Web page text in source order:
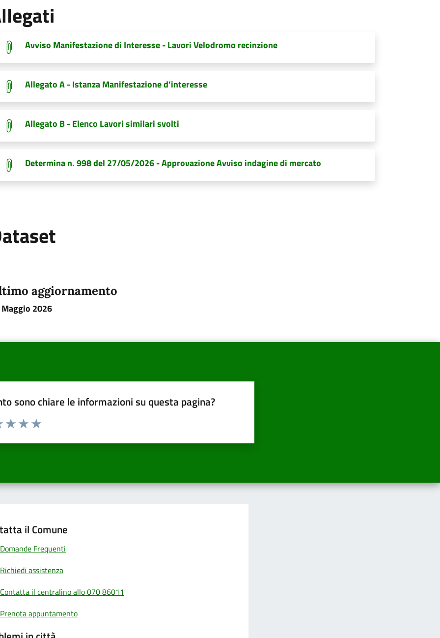
Avviso Manifestazione di Interesse - Lavori Velodromo recinzione
Allegato A - Istanza Manifestazione d’interesse
Allegato B - Elenco Lavori similari svolti
Determina n. 998 del 27/05/2026 - Approvazione Avviso indagine di mercato
aggiornamento
2026
sono chiare le informazioni su questa pagina?
1 a 5 stelle la pagina
il Comune
Domande Frequenti
Richiedi assistenza
Contatta il centralino allo 070 86011
Prenota appuntamento